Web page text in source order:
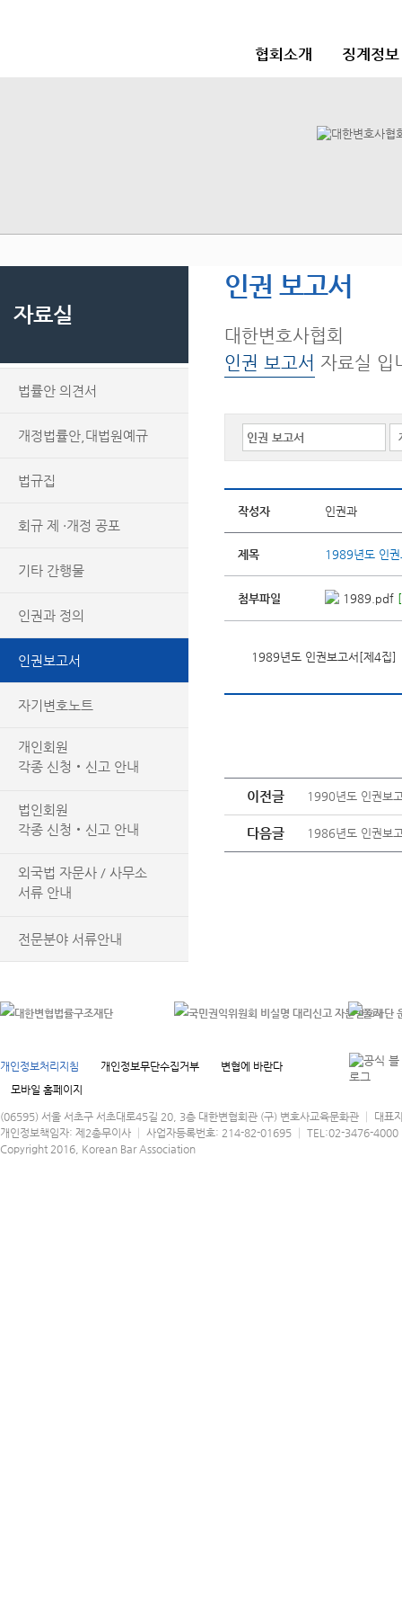
협회소개 징계정
자료실
법률안 의견서
개정법률안,대법원예규
법규집
회규 제 ·개정 공포
기타 간행물
인권과 정의
인권보고서
자기변호노트
개인회원
각종 신청‧신고 안내
법인회원
각종 신청‧신고 안내
외국법 자문사 / 사무소
서류 안내
전문분야 서류안내
인권 보고서
대한변호사협회
인권 보고서 자료실 입
작성자 인권과
제목 1989년도 인
첨부파일 1989.pdf
1989년도 인권보고서[제4집]
이전글 1990년도 인권보
다음글 1986년도 인권보
개인정보처리지침 개인정보무단수집거부
변협에 바란다
모바일 홈페이지
(06595) 서울 서초구 서초대로45길 20, 3층 대한변협회관 (구) 변호사교육문화관 │ 대표
개인정보책임자: 제2총무이사 │ 사업자등록번호: 214-82-01695 │ TEL:02-3476-
Copyright 2016, Korean Bar Association